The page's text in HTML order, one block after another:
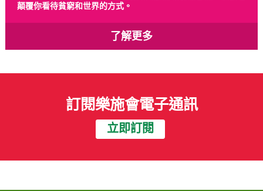
顛覆你看待貧窮和世界的方式。
了解更多
訂閱樂施會電子通訊
立即訂閱